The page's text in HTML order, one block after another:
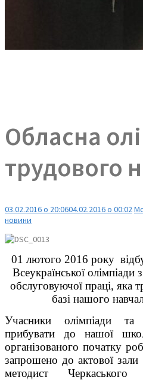
Обласна
трудового
03.02.2016 о 20:0604.02.2016 о 00:02
новини
01 лютого 2016 року
Всеукраїнської олімпіади
обслуговуючої праці, яка
базі нашого
Учасники олімпіади
прибувати до нашої
організованого початку
запрошено до актової
методист Черкаського